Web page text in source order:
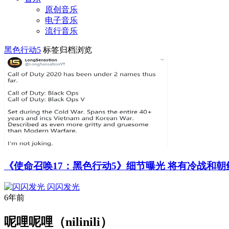
原创音乐
电子音乐
流行音乐
黑色行动5 标签归档浏览
《使命召唤17：黑色行动5》细节曝光 将有冷战和朝
闪闪发光
6年前
呢哩呢哩（nilinili）